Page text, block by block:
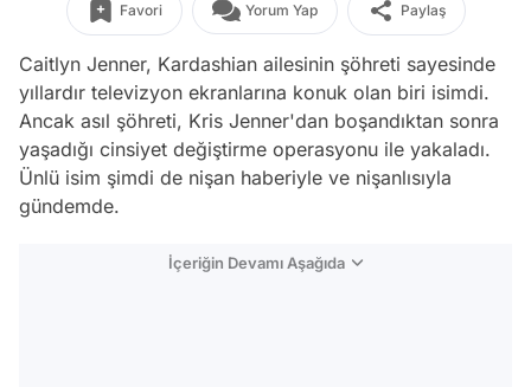
Favori Yorum Yap Paylaş
Caitlyn Jenner, Kardashian ailesinin şöhreti sayesinde
yıllardır televizyon ekranlarına konuk olan biri isimdi.
Ancak asıl şöhreti, Kris Jenner'dan boşandıktan sonra
yaşadığı cinsiyet değiştirme operasyonu ile yakaladı.
Ünlü isim şimdi de nişan haberiyle ve nişanlısıyla
gündemde.
İçeriğin Devamı Aşağıda